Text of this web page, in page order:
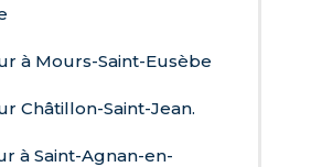
à Mours-Saint-Eusèbe
Châtillon-Saint-Jean.
à Saint-Agnan-en-